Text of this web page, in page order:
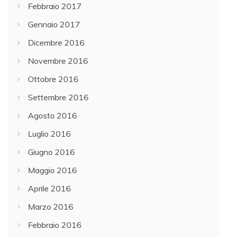
Febbraio 2017
Gennaio 2017
Dicembre 2016
Novembre 2016
Ottobre 2016
Settembre 2016
Agosto 2016
Luglio 2016
Giugno 2016
Maggio 2016
Aprile 2016
Marzo 2016
Febbraio 2016